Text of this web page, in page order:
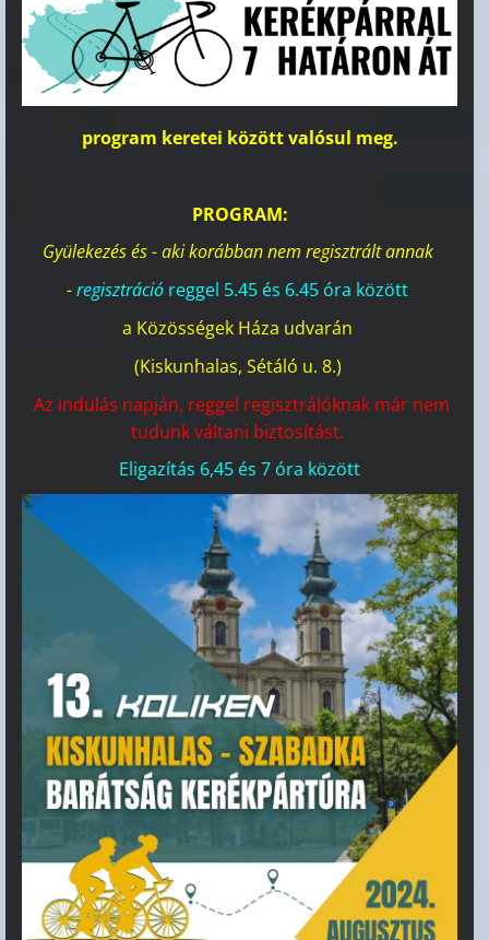
program keretei között valósul meg.
PROGRAM:
Gyülekezés és - aki korábban nem regisztrált annak
-regisztráció reggel 5.45 és 6.45 óra között
a Közösségek Háza udvarán
(Kiskunhalas, Sétáló u. 8.)
Az indulás napján, reggel regisztrálóknak már nem
tudunk váltani biztosítást.
Eligazítás 6,45 és 7 óra között